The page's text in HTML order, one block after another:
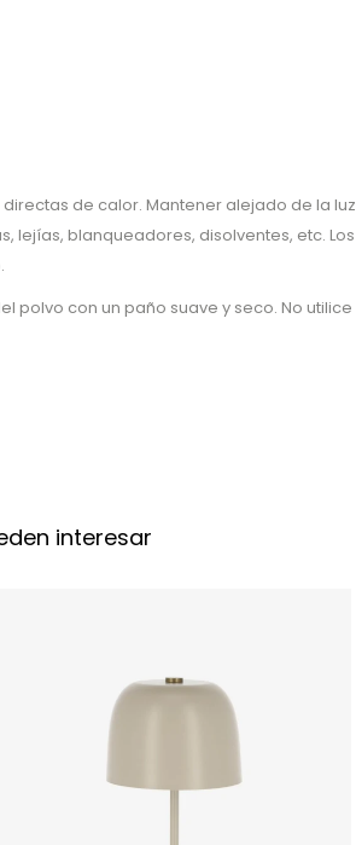
de calor. Mantener alejado de la luz
lejías, blanqueadores, disolventes, etc. Los
polvo con un paño suave y seco. No utilice
interesar